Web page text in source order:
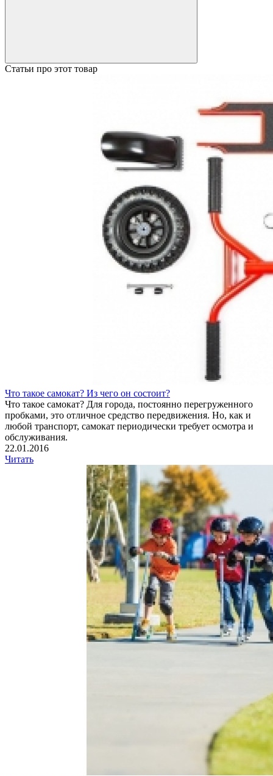
Статьи про этот товар
Что такое самокат? Из чего он состоит?
Что такое самокат? Для города, постоянно перегруженного
пробками, это отличное средство передвижения. Но, как и
любой транспорт, самокат периодически требует осмотра и
обслуживания.
22.01.2016
Читать